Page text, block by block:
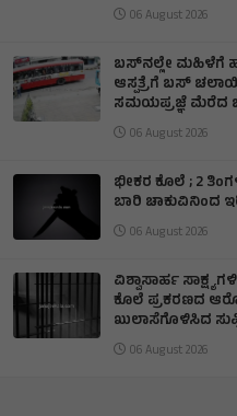
06 August 2026
ಬಸ್‌ನಲ್ಲೇ ಮಹಿಳೆಗೆ
ಆಸ್ಪತ್ರೆಗೆ ಬಸ್‌
ಸಮಯಪ್ರಜ್ಞೆ ಮೆರೆದ
06 August 2026
ಭೀಕರ ಕೊಲೆ ; 2
ಬಾರಿ ಚಾಕುವಿನಿಂದ
06 August 2026
ವಿಶ್ವಾಸಾರ್ಹ
ಕೊಲೆ ಪ್ರಕರಣದ
ಖುಲಾಸೆಗೊಳಿಸಿದ
06 August 2026